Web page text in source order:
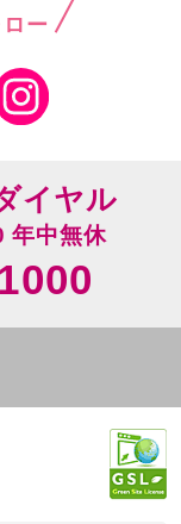
ー
イヤル
年中無休